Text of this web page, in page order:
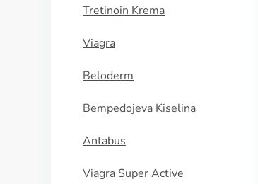
Tretinoin Krema
Viagra
Beloderm
Bempedojeva Kiselina
Antabus
Viagra Super Active